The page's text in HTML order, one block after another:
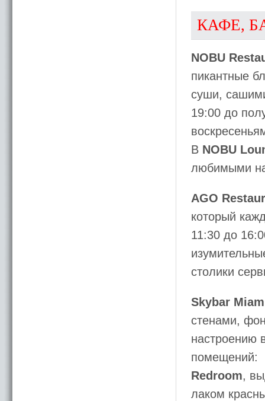
КАФЕ,
NOBU
пикантные
суши,
19:00 до
В NOBU
любимыми
AGO
который
11:30 до
столики
Skybar
стенами,
настроению
помещений:
Redroom,
лаком